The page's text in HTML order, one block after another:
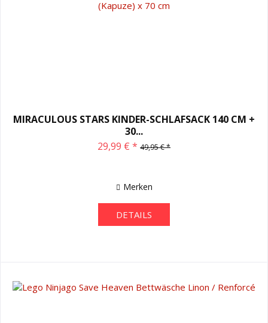
MIRACULOUS STARS KINDER-SCHLAFSACK 140 CM +
30...
29,99 € * 49,95 € *
Merken
DETAILS